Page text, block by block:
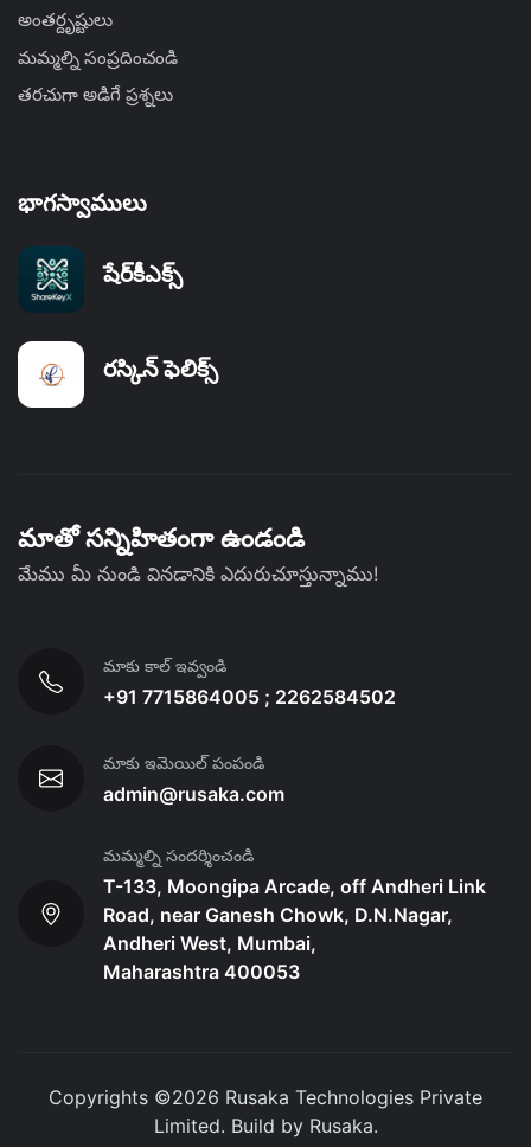
అంతర్దృష్టులు
మమ్మల్ని సంప్రదించండి
తరచుగా అడిగే ప్రశ్నలు
భాగస్వాములు
షేర్‌కీఎక్స్
రస్కిన్ ఫెలిక్స్
మాతో సన్నిహితంగా ఉండండి
మేము మీ నుండి వినడానికి ఎదురుచూస్తున్నాము!
మాకు కాల్ ఇవ్వండి
+91 7715864005 ; 2262584502
మాకు ఇమెయిల్ పంపండి
admin@rusaka.com
మమ్మల్ని సందర్శించండి
T-133, Moongipa Arcade, off Andheri Link
Road, near Ganesh Chowk, D.N.Nagar,
Andheri West, Mumbai,
Maharashtra 400053
Copyrights ©2026 Rusaka Technologies Private
Limited. Build by Rusaka.